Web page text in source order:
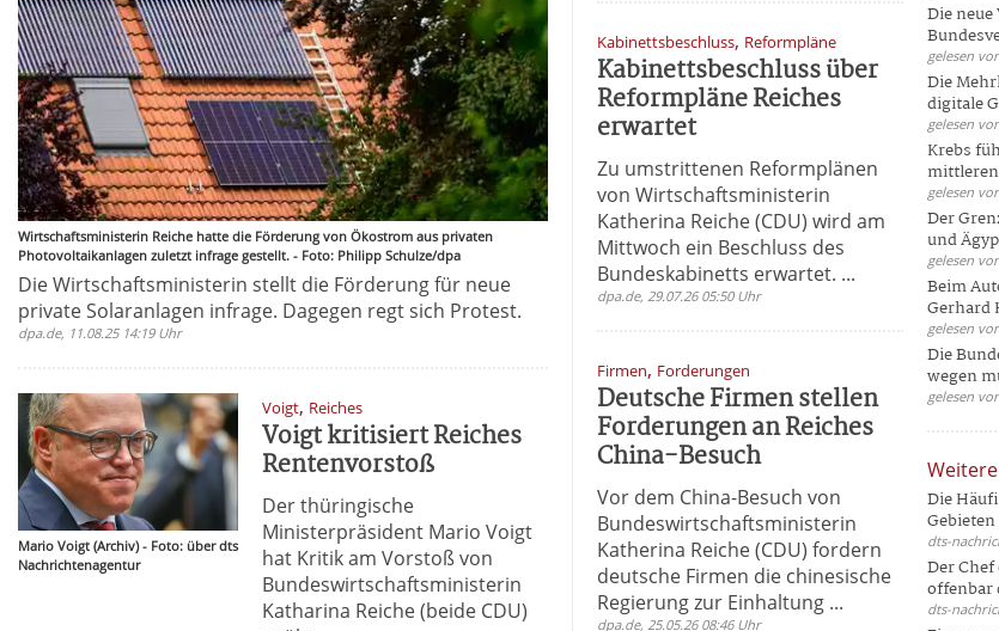
Wirtschaftsministerin Reiche hatte die Förderung von Ökostrom aus privaten
Photovoltaikanlagen zuletzt infrage gestellt. - Foto: Philipp Schulze/dpa
Die Wirtschaftsministerin stellt die Förderung für neue
private Solaranlagen infrage. Dagegen regt sich Protest.
dpa.de, 11.08.25 14:19 Uhr
Mario Voigt (Archiv) - Foto: über dts
Nachrichtenagentur
Voigt, Reiches
Voigt kritisiert Reiches
Rentenvorstoß
Der thüringische
Ministerpräsident Mario Voigt
hat Kritik am Vorstoß von
Bundeswirtschaftsministerin
Katharina Reiche (beide CDU)
Kabinettsbeschluss, Reformpläne
Kabinettsbeschluss über
Reformpläne Reiches
erwartet
Zu umstrittenen Reformplänen
von Wirtschaftsministerin
Katherina Reiche (CDU) wird am
Mittwoch ein Beschluss des
Bundeskabinetts erwartet. ...
dpa.de, 29.07.26 05:50 Uhr
Firmen, Forderungen
Deutsche Firmen stellen
Forderungen an Reiches
China-Besuch
Vor dem China-Besuch von
Bundeswirtschaftsministerin
Katherina Reiche (CDU) fordern
deutsche Firmen die chinesische
Regierung zur Einhaltung ...
dpa.de, 25.05.26 08:46 Uhr
Die
gelesen
Die
digitale
gelesen
Krebs
gelesen
Der
und
gelesen
Beim
Gerhard
gelesen
Die
wegen
gelesen
Die
dts-
Der
offenbar
dts-